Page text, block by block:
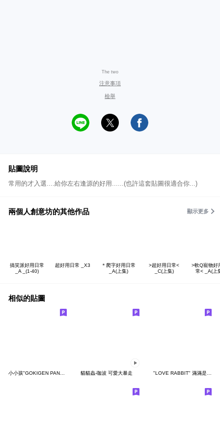
The two
注意事項
檢舉
貼圖說明
常用的才入選....給你左右逢源的好用......(也許這套貼圖很適合你...)
兩個人創意坊的其他作品 顯示更多
搞笑派好用日常
_A _(1-40)
超好用日常 _X3
＊爬字好用日常
_A(上集)
>超好用日常<
_C(上集)
>軟Q寵物好
常< _A(上
相似的貼圖
小小孩"GOKIGEN PANDA" 台灣版 貓貓蟲-咖波 可愛大暴走 "LOVE RABBIT" 滿滿是愛 台灣版